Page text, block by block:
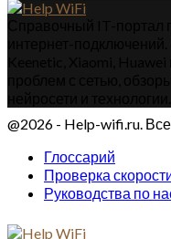
@2026 - Help-wifi.ru.
Глоссарий
Проверка
Руководства по